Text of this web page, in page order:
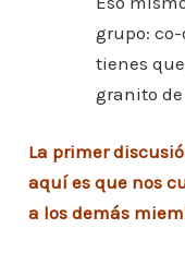
grupo:
tienes
granito de
La primer
aquí es que nos
a los demás